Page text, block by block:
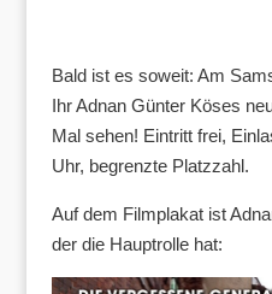
Bald ist es soweit: Am
Ihr Adnan Günter Köses
Mal sehen! Eintritt frei,
Uhr, begrenzte Platzzahl.
Auf dem Filmplakat ist
der die Hauptrolle hat: